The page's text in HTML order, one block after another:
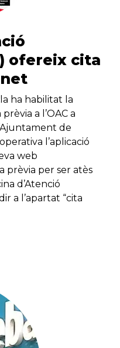
ofereix cita
ha habilitat la
a l’OAC a
de
l’aplicació
web
prèvia per ser atès
d’Atenció
a l’apartat “cita